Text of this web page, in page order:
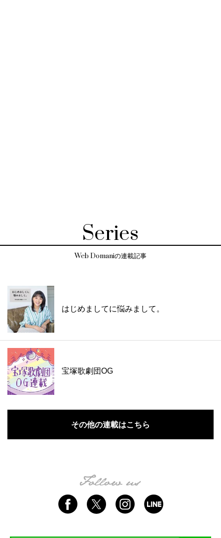
Series
Web Domaniの連載記事
はじめましてに悩みまして。
宝塚歌劇団OG
その他の連載はこちら